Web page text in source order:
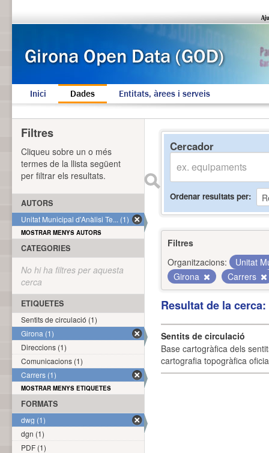
Inici Dades Entitats, àrees i serveis
Cercador
Ordenar resultats per
Filtres
Organitzacions:
Unitat
Girona
Carrers
Resultat de la
Sentits de circulació
Base cartogràfica dels
cartografia topogràfica
Filtres
Cliqueu sobre un o més
termes de la llista següent
per filtrar els resultats.
AUTORS
Unitat Municipal d'Anàlisi Te... (1)
MOSTRAR MENYS AUTORS
CATEGORIES
No hi ha filtres per aquesta
cerca
ETIQUETES
Sentits de circulació (1)
Girona (1)
Direccions (1)
Comunicacions (1)
Carrers (1)
MOSTRAR MENYS ETIQUETES
FORMATS
dwg (1)
dgn (1)
PDF (1)